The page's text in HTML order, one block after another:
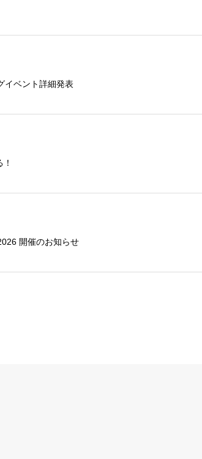
イベント詳細発表
開催のお知らせ